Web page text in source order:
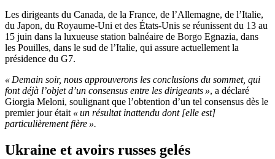
Les dirigeants du Canada, de la France, de l’Allemagne, de l’Italie,
du Japon, du Royaume-Uni et des États-Unis se réunissent du 13 au
15 juin dans la luxueuse station balnéaire de Borgo Egnazia, dans
les Pouilles, dans le sud de l’Italie, qui assure actuellement la
présidence du G7.
« Demain soir, nous approuverons les conclusions du sommet, qui
font déjà l’objet d’un consensus entre les dirigeants », a déclaré
Giorgia Meloni, soulignant que l’obtention d’un tel consensus dès le
premier jour était « un résultat inattendu dont [elle est]
particulièrement fière ».
Ukraine et avoirs russes gelés